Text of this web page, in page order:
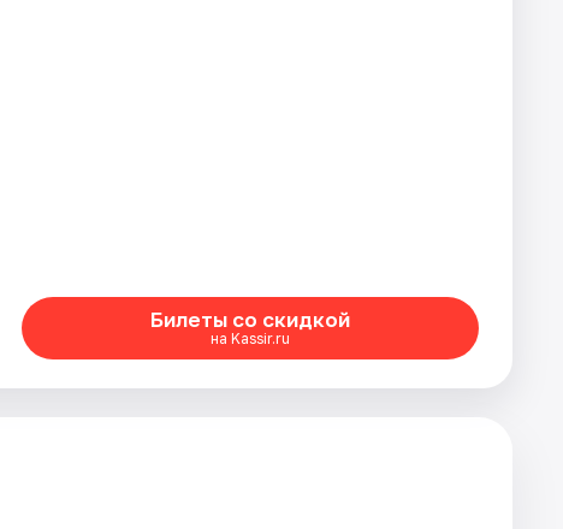
Билеты со скидкой
на Kassir.ru